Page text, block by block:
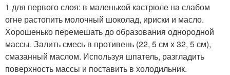
1 для первого слоя: в маленькой кастрюле на слабом
огне растопить молочный шоколад, ириски и масло.
Хорошенько перемешать до образования однородной
массы. Залить смесь в противень (22, 5 см х 32, 5 см),
смазанный маслом. Используя шпатель, разгладить
поверхность массы и поставить в холодильник.